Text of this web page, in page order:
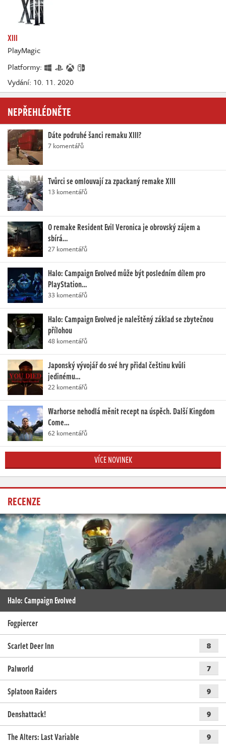
XIII
PlayMagic
Platformy:
Vydání: 10. 11. 2020
NEPŘEHLÉDNĚTE
Dáte podruhé šanci remaku XIII?
7 komentářů
Tvůrci se omlouvají za zpackaný remake XIII
13 komentářů
O remake Resident Evil Veronica je obrovský zájem a
sbírá…
27 komentářů
Halo: Campaign Evolved může být posledním dílem pro
PlayStation…
33 komentářů
Halo: Campaign Evolved je naleštěný základ se zbytečnou
přílohou
48 komentářů
Japonský vývojář do své hry přidal češtinu kvůli
jedinému…
22 komentářů
Warhorse nehodlá měnit recept na úspěch. Další Kingdom
Come…
62 komentářů
VÍCE NOVINEK
RECENZE
Halo: Campaign Evolved
Fogpiercer
Scarlet Deer Inn
8
Palworld 7
Splatoon Raiders 9
Denshattack! 9
The Alters: Last Variable 9